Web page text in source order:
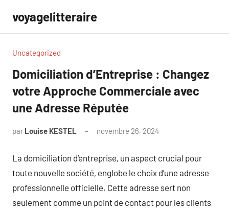
contenu
voyagelitteraire
Uncategorized
Domiciliation d’Entreprise : Changez
votre Approche Commerciale avec
une Adresse Réputée
par Louise KESTEL novembre 26, 2024
La domiciliation d’entreprise, un aspect crucial pour
toute nouvelle société, englobe le choix d’une adresse
professionnelle officielle. Cette adresse sert non
seulement comme un point de contact pour les clients